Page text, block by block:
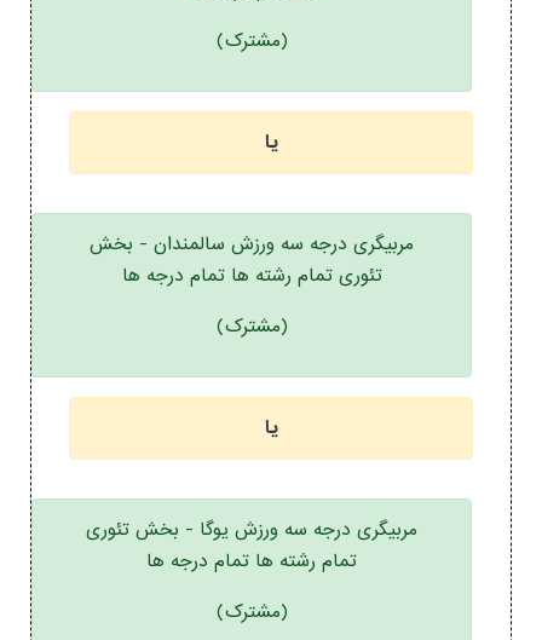
(مشترک)
یا
مربیگری درجه سه ورزش سالمندان - بخش
تئوری تمام رشته ها تمام درجه ها
(مشترک)
یا
مربیگری درجه سه ورزش یوگا - بخش تئوری
تمام رشته ها تمام درجه ها
(مشترک)